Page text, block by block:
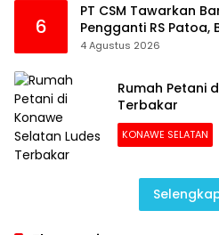
6
PT CSM Tawarkan
Pengganti RS Patoa,
Kolut
4 Agustus 2026
Rumah Petani
Terbakar
KONAWE SELATAN